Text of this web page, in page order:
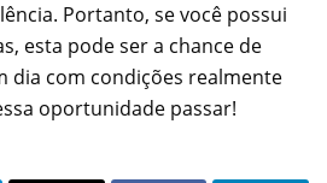
Portanto, se você possui
esta pode ser a chance de
dia com condições realmente
oportunidade passar!